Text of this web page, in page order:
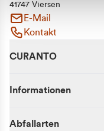
41747 Viersen
E-Mail
Kontakt
CURANTO
Informationen
Abfallarten